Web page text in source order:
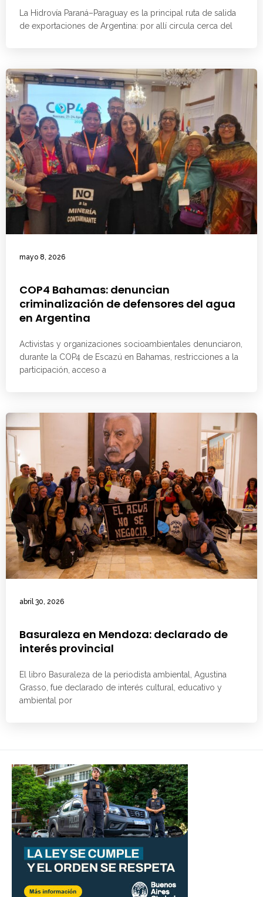
La Hidrovía Paraná–Paraguay es la principal ruta de salida
de exportaciones de Argentina: por allí circula cerca del
mayo 8, 2026
COP4 Bahamas: denuncian
criminalización de defensores del agua
en Argentina
Activistas y organizaciones socioambientales denunciaron,
durante la COP4 de Escazú en Bahamas, restricciones a la
participación, acceso a
abril 30, 2026
Basuraleza en Mendoza: declarado de
interés provincial
El libro Basuraleza de la periodista ambiental, Agustina
Grasso, fue declarado de interés cultural, educativo y
ambiental por